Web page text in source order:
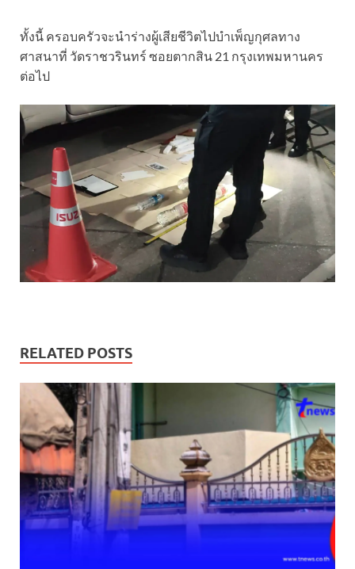
ทั้งนี้ ครอบครัวจะนำร่างผู้เสียชีวิตไปบำเพ็ญกุศลทาง
ศาสนาที่ วัดราชวรินทร์ ซอยตากสิน 21 กรุงเทพมหานคร
ต่อไป
RELATED POSTS